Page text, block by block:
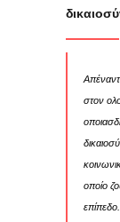
στον
οποίο